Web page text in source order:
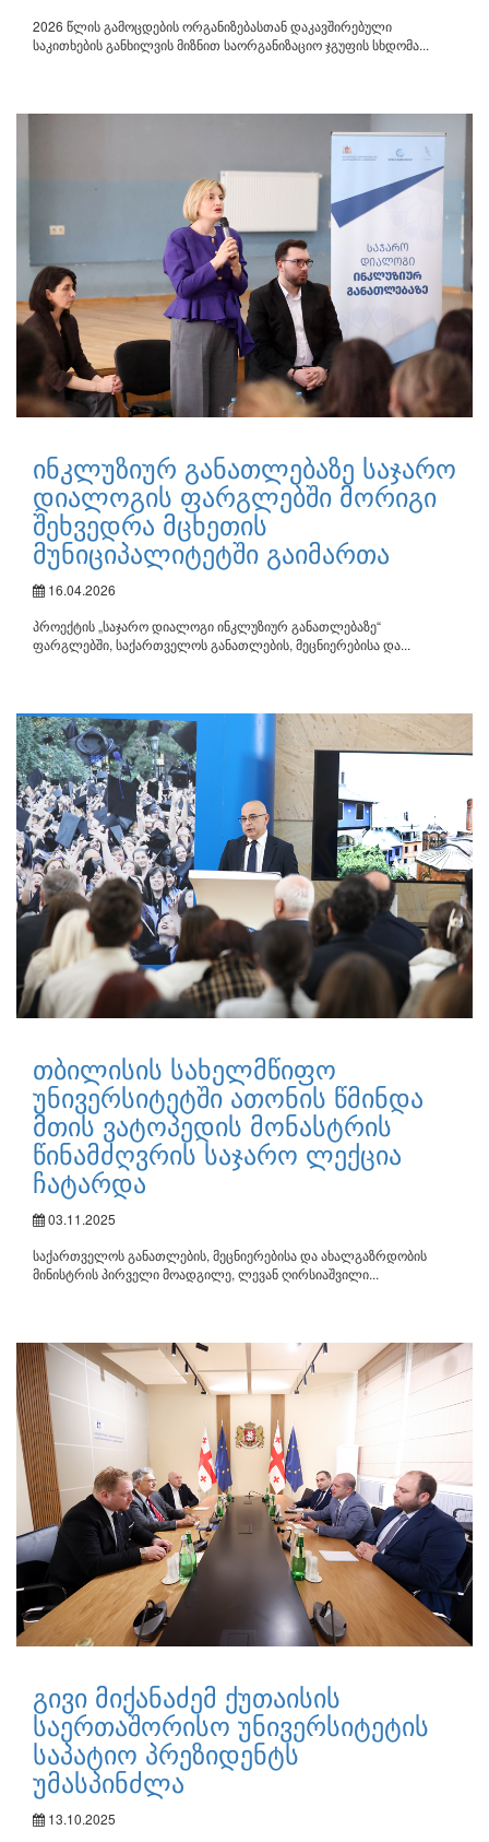
2026 წლის გამოცდების ორგანიზებასთან დაკავშირებული
საკითხების განხილვის მიზნით საორგანიზაციო ჯგუფის სხდომა...
ინკლუზიურ განათლებაზე საჯარო
დიალოგის ფარგლებში მორიგი
შეხვედრა მცხეთის
მუნიციპალიტეტში გაიმართა
16.04.2026
პროექტის „საჯარო დიალოგი ინკლუზიურ განათლებაზე“
ფარგლებში, საქართველოს განათლების, მეცნიერებისა და...
თბილისის სახელმწიფო
უნივერსიტეტში ათონის წმინდა
მთის ვატოპედის მონასტრის
წინამძღვრის საჯარო ლექცია
ჩატარდა
03.11.2025
საქართველოს განათლების, მეცნიერებისა და ახალგაზრდობის
მინისტრის პირველი მოადგილე, ლევან ღირსიაშვილი...
გივი მიქანაძემ ქუთაისის
საერთაშორისო უნივერსიტეტის
საპატიო პრეზიდენტს
უმასპინძლა
13.10.2025